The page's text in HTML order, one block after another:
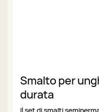
Smalto per
durata